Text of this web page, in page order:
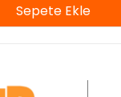
Sepete Ekle